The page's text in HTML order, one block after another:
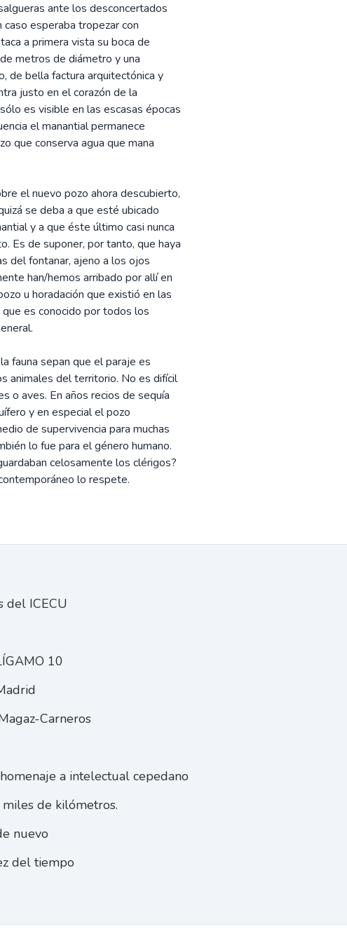
ante los desconcertados
esperaba tropezar con
a primera vista su boca de
metros de diámetro y una
de bella factura arquitectónica y
justo en el corazón de la
es visible en las escasas épocas
el manantial permanece
que conserva agua que mana
el nuevo pozo ahora descubierto,
se deba a que esté ubicado
y a que éste último casi nunca
Es de suponer, por tanto, que haya
del fontanar, ajeno a los ojos
han/hemos arribado por allí en
u horadación que existió en las
es conocido por todos los
fauna sepan que el paraje es
animales del territorio. No es difícil
o aves. En años recios de sequía
y en especial el pozo
de supervivencia para muchas
lo fue para el género humano.
celosamente los clérigos?
lo respete.
del ICECU
10
Carneros
a intelectual cepedano
miles de kilómetros.
nuevo
del tiempo